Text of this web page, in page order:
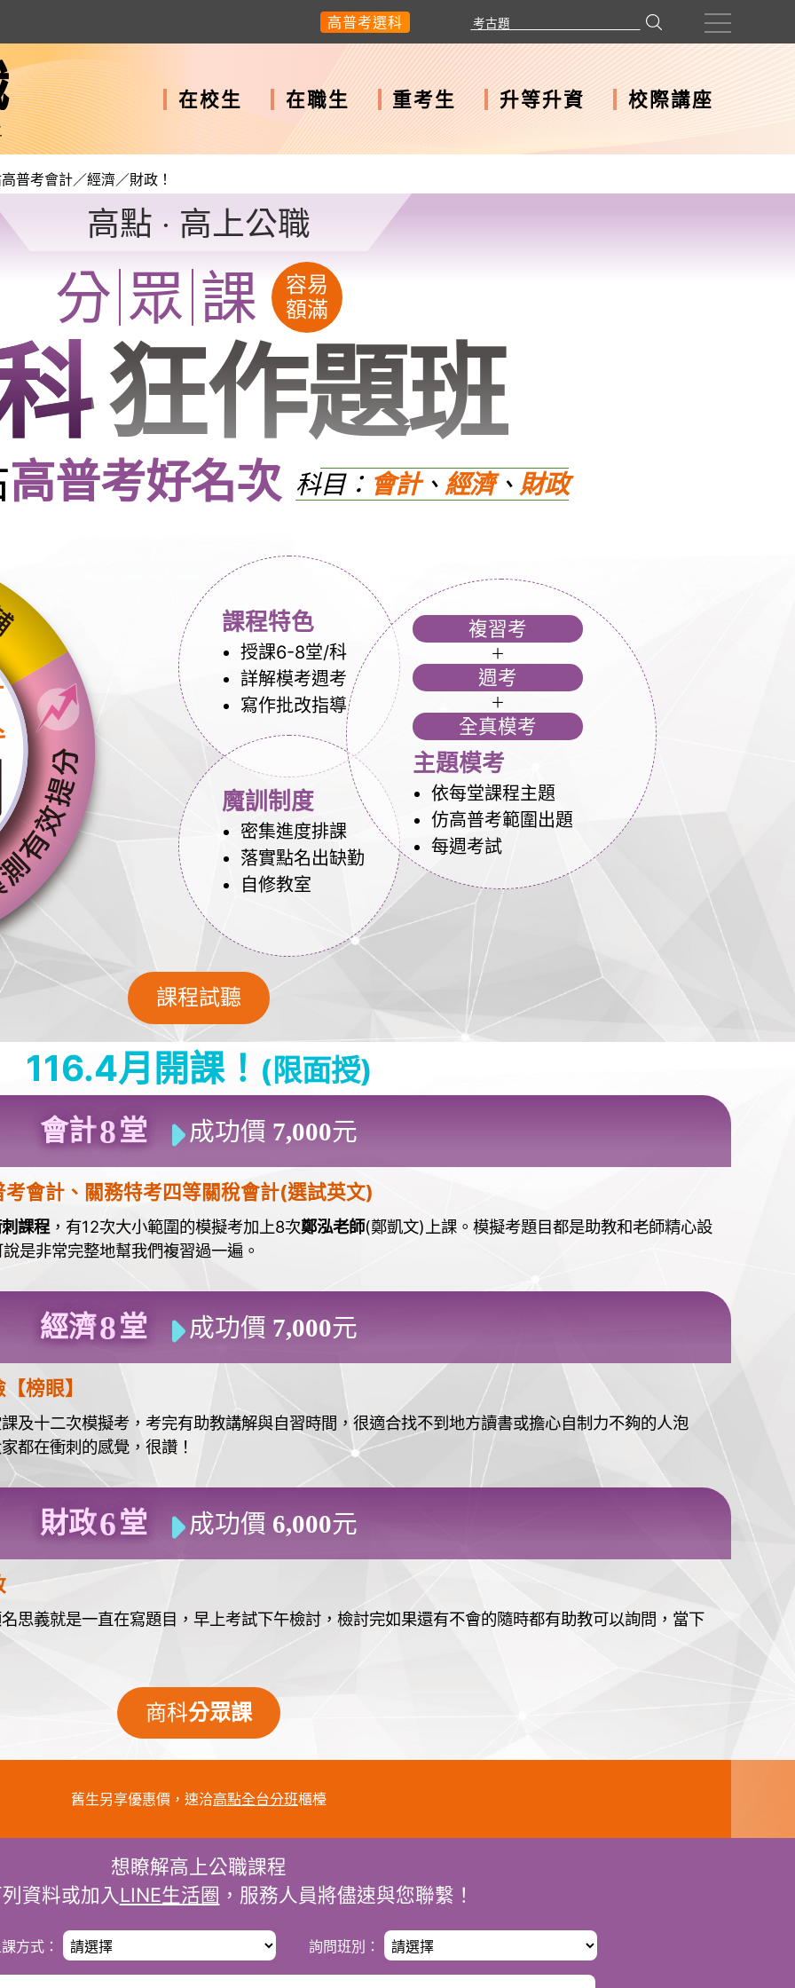
高普考選科
在校生 在職生 重考生 升等升資 校際講座
普考會計／經濟／財政！
高點 ‧ 高上公職
分 眾 課
容易
額滿
狂作題班
高普考好名次 科目： 會計、 經濟、 財政
課程特色
授課6-8堂/科
詳解模考週考
寫作批改指導
魔訓制度
密集進度排課
落實點名出缺勤
自修教室
複習考
＋
週考
＋
全真模考
主題模考
依每堂課程主題
仿高普考範圍出題
每週考試
課程試聽
116.4月開課！ (限面授)
會計8堂 成功價 7,000元
會計、關務特考四等關稅會計(選試英文)
課程 ，有12次大小範圍的模擬考加上8次鄭泓老師(鄭凱文)上課。模擬考題目都是助教和老師精心設
是非常完整地幫我們複習過一遍。
經濟8堂 成功價 7,000元
榜眼】
及十二次模擬考，考完有助教講解與自習時間，很適合找不到地方讀書或擔心自制力不夠的人泡
都在衝刺的感覺，很讚！
財政6堂 成功價 6,000元
思義就是一直在寫題目，早上考試下午檢討，檢討完如果還有不會的隨時都有助教可以詢問，當下
商科分眾課
舊生另享優惠價，速洽高點全台分班櫃檯
想瞭解高上公職課程
資料或加入 LINE生活圈 ，服務人員將儘速與您聯繫！
方式： 詢問班別：